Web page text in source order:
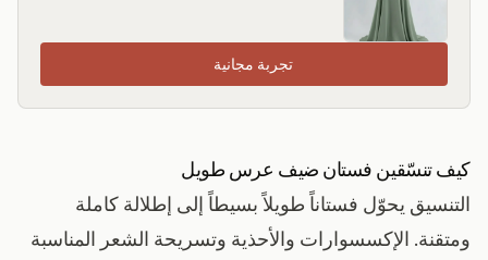
تجربة مجانية
كيف تنسّقين فستان ضيف عرس طويل
التنسيق يحوّل فستاناً طويلاً بسيطاً إلى إطلالة كاملة
ومتقنة. الإكسسوارات والأحذية وتسريحة الشعر المناسبة